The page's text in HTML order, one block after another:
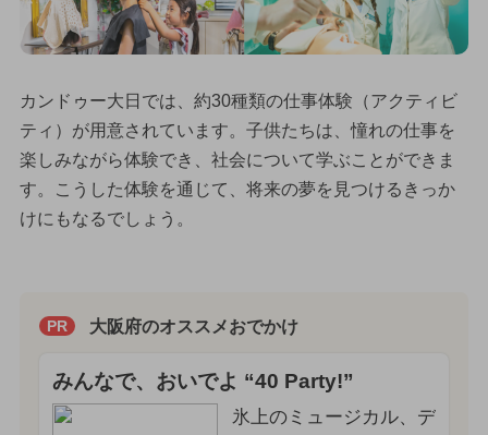
カンドゥー大日では、約30種類の仕事体験（アクティビ
ティ）が用意されています。子供たちは、憧れの仕事を
楽しみながら体験でき、社会について学ぶことができま
す。こうした体験を通じて、将来の夢を見つけるきっか
けにもなるでしょう。
PR 大阪府のオススメおでかけ
みんなで、おいでよ “40 Party!”
氷上のミュージカル、デ